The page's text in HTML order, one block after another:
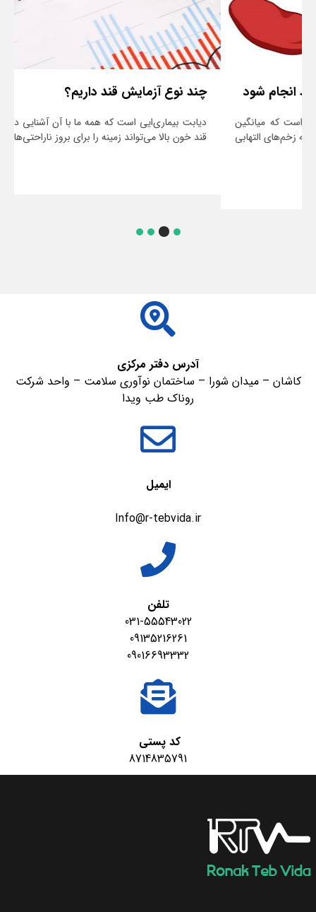
چند نوع آزمایش قند داریم؟
دیابت بیماری‌ایی است که همه ما با آن آشنایی داریم. می‌دانیم که
قند خون بالا می‌تواند زمینه را برای بروز ناراحتی‌های جدی ...
آدرس دفتر مرکزی
کاشان – میدان شورا – ساختمان نوآوری سلامت – واحد شرکت
روناک طب ویدا
ایمیل
Info@r-tebvida.ir
تلفن
031-55543022
09135216261
09016693332
کد پستی
8714835791